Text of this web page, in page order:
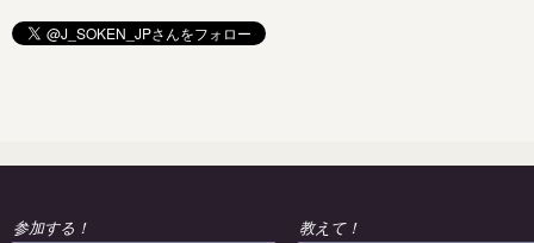
参加する！ 教えて！